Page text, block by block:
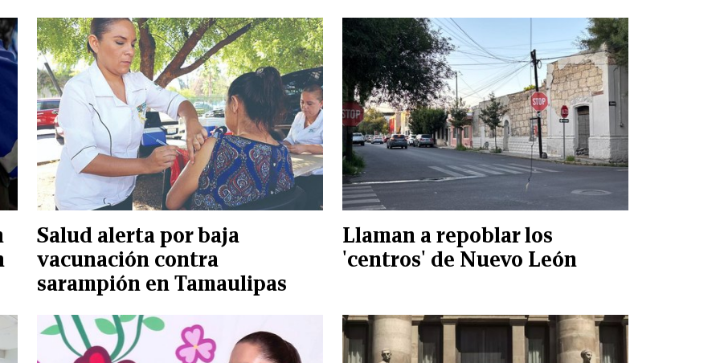
Salud alerta por baja
vacunación contra
sarampión en Tamaulipas
Llaman a repoblar los
'centros' de Nuevo León